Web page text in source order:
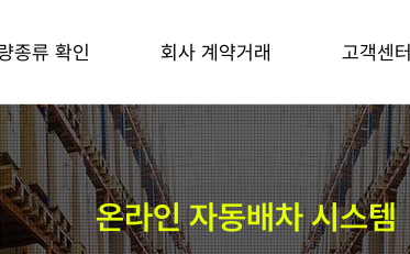
종류 확인 회사 계약거래 고객센터
온라인 자동배차 시스템